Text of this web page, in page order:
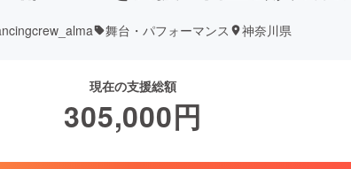
舞台・パフォーマンス 神奈川県
現在の支援総額
305,000円